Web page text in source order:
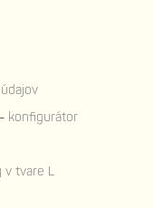
konfigurátor
v tvare L